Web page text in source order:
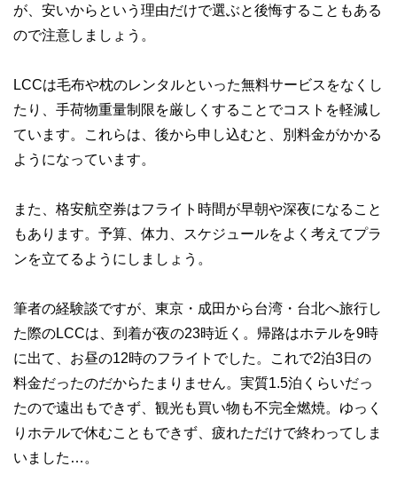
が、安いからという理由だけで選ぶと後悔することもある
ので注意しましょう。
LCCは毛布や枕のレンタルといった無料サービスをなくし
たり、手荷物重量制限を厳しくすることでコストを軽減し
ています。これらは、後から申し込むと、別料金がかかる
ようになっています。
また、格安航空券はフライト時間が早朝や深夜になること
もあります。予算、体力、スケジュールをよく考えてプラ
ンを立てるようにしましょう。
筆者の経験談ですが、東京・成田から台湾・台北へ旅行し
た際のLCCは、到着が夜の23時近く。帰路はホテルを9時
に出て、お昼の12時のフライトでした。これで2泊3日の
料金だったのだからたまりません。実質1.5泊くらいだっ
たので遠出もできず、観光も買い物も不完全燃焼。ゆっく
りホテルで休むこともできず、疲れただけで終わってしま
いました…。